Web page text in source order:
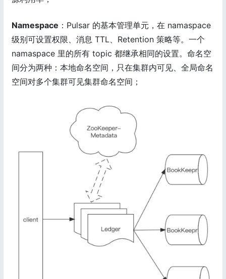
Namespace ：Pulsar 的基本管理单元，在 namaspace
级别可设置权限、消息 TTL、Retention 策略等。一个
namaspace 里的所有 topic 都继承相同的设置。命名空
间分为两种：本地命名空间，只在集群内可见、全局命名
空间对多个集群可见集群命名空间；